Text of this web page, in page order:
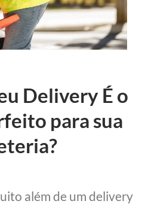
Delivery É o
para sua
além de um delivery